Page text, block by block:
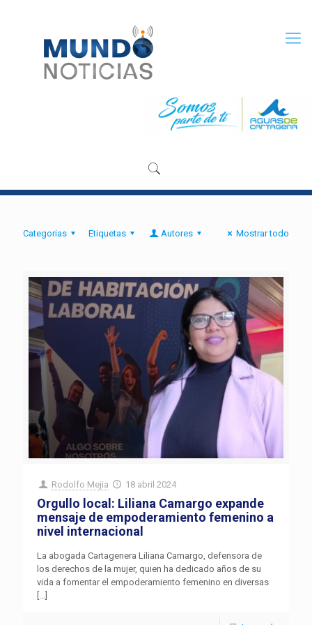
Categorias Etiquetas Autores Mostrar todo
Rodolfo Mejia 18 abril 2024
Orgullo local: Liliana Camargo expande
mensaje de empoderamiento femenino a
nivel internacional
La abogada Cartagenera Liliana Camargo, defensora de
los derechos de la mujer, quien ha dedicado años de su
vida a fomentar el empoderamiento femenino en diversas